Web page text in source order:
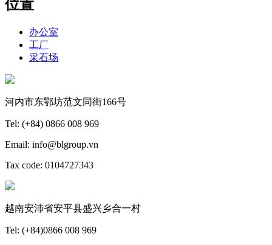
位置
办公室
工厂
采石场
河内市东鄂坊范文同街166号
Tel: (+84) 0866 008 969
Email: info@blgroup.vn
Tax code: 0104727343
越南安沛省安平县盛兴乡合一村
Tel: (+84)0866 008 969